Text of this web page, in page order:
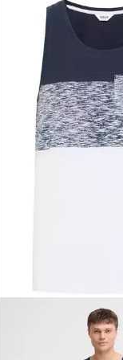
Tanktop
UVP21,99 €